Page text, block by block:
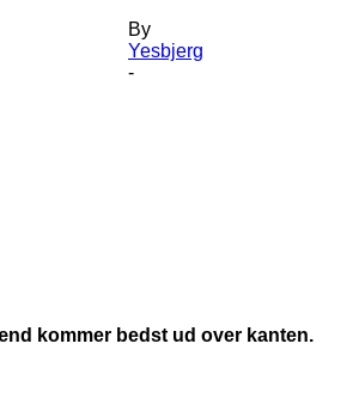
By
Yesbjerg
-
kommer bedst ud over kanten.